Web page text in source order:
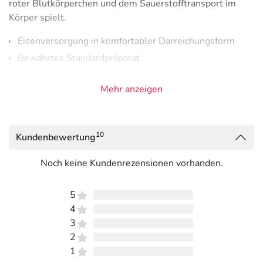
roter Blutkörperchen und dem Sauerstofftransport im
Körper spielt.
Eisenversorgung in komfortabler Darreichungsform
Bewährtes Standardpräparat
Haemoprocan 100 mg Filmtabletten.Wirkstoff: Eisen. Anw.:
Saccharose. Bitte nehmen Sie Haemoprocan erst nach Rücksprache
mit Ihrem Arzt ein, wenn Ihnen bekannt ist, dass Sie unter einer
Unverträglichkeit gegenüber bestimmten Zuckern leiden. Zu Risiken
und Nebenwirkungen lesen Sie die Packungsbeilage und fragen
Sie Ihre Ärztin, Ihren Arzt oder in Ihrer Apotheke. betapharm
Mehr anzeigen
Kundenbewertung10
Noch keine Kundenrezensionen vorhanden.
5
4
3
2
1